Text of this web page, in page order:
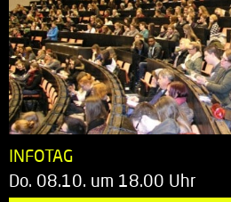
INFOTAG
Do. 08.10. um 18.00 Uhr